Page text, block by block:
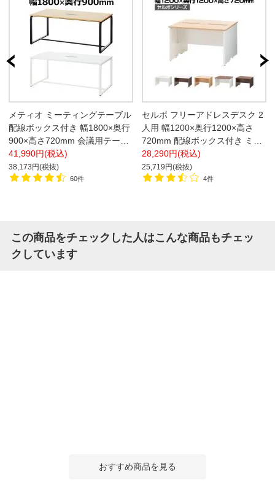
メティオ ミーティングテーブル
配線ボックス付き 幅1800×奥行
900×高さ720mm 会議用テーブ
ル 応接テーブル【ホワイト:販
売終了】
41,990円(税込)
38,173円(税抜)
60件
セルボ フリーアドレスデスク 2
人用 幅1200×奥行1200×高さ
720mm 配線ボックス付き ミー
ティングテーブル 会議用テーブ
ル
28,290円(税込)
25,719円(税抜)
4件
この商品をチェックした人はこんな商品もチェッ
クしています
おすすめ商品を見る